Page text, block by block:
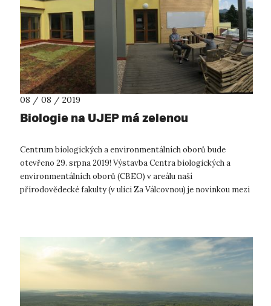
08 / 08 / 2019
Biologie na UJEP má zelenou
Centrum biologických a environmentálních oborů bude
otevřeno 29. srpna 2019! Výstavba Centra biologických a
environmentálních oborů (CBEO) v areálu naší
přírodovědecké fakulty (v ulici Za Válcovnou) je novinkou mezi